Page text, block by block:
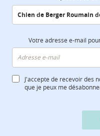
Votre adresse e-mail
J'accepte de recevoir des
que je peux me